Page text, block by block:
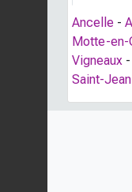
Ancelle -
Motte-en-
Vigneaux -
Saint-